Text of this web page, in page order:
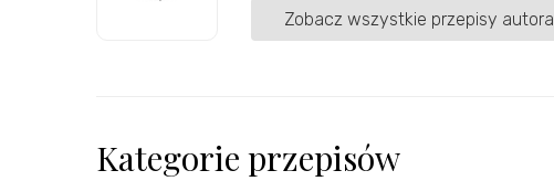
Zobacz wszystkie przepisy autora
Kategorie przepisów